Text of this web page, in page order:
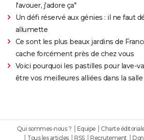
l'avouer, j'adore ça"
Un défi réservé aux génies : il ne faut
allumette
Ce sont les plus beaux jardins de
cache forcément près de chez vous
Voici pourquoi les pastilles pour lave-
être vos meilleures alliées dans la
Qui sommes-nous ? Equipe Charte
Tous les articles
RSS Recrutement